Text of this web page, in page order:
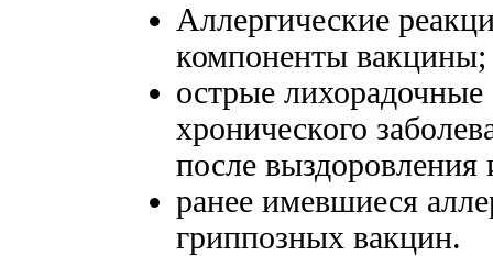
Аллергические
компоненты вакцины;
острые лихорадочные
хронического
после
ранее имевшиеся
гриппозных вакцин.